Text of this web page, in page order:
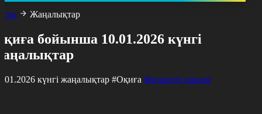
Жаңалықтар
бойынша 10.01.2026 күнгі
күнгі жаңалықтар #Оқиға Фильтрді тазалау